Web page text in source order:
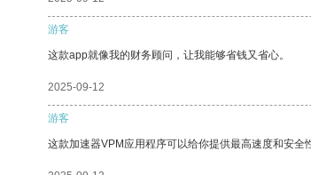
游客
这款app就像我的财务顾问，让我能够省钱又省心。
2025-09-12
游客
这款加速器VPM应用程序可以给你提供最高速度和安全